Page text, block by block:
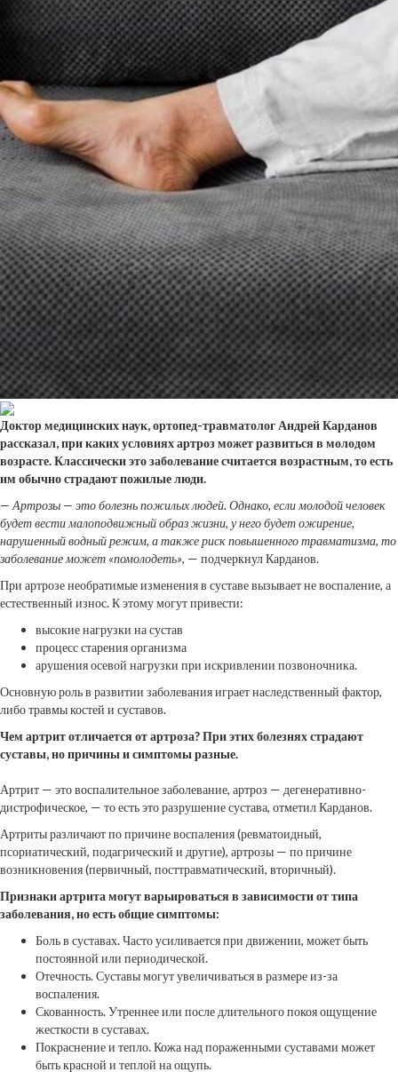
Доктор медицинских наук, ортопед-травматолог Андрей Карданов
рассказал, при каких условиях артроз может развиться в молодом
возрасте. Классически этозаболевание считается возрастным, то есть
им обычно страдают пожилые люди.
— Артрозы — это болезнь пожилых людей. Однако, если молодой человек
будет вести малоподвижный образ жизни, у него будет ожирение,
нарушенный водный режим, а также риск повышенного травматизма, то
заболевание может «помолодеть», — подчеркнул Карданов.
При артрозе необратимые изменения в суставе вызывает не воспаление, а
естественный износ. К этому могут привести:
высокие нагрузки на сустав
процесс старения организма
арушения осевой нагрузки при искривлении позвоночника.
Основную роль в развитии заболевания играет наследственный фактор,
либо травмы костей и суставов.
Чем артрит отличается от артроза? При этих болезнях страдают
суставы, но причины и симптомы разные.
Артрит — это воспалительное заболевание, артроз — дегенеративно-
дистрофическое, — то есть это разрушение сустава, отметил Карданов.
Артриты различают по причине воспаления (ревматоидный,
псориатический, подагрический и другие), артрозы — по причине
возникновения (первичный, посттравматический, вторичный).
Признаки артрита могут варьироваться в зависимости от типа
заболевания, но есть общие симптомы:
Боль в суставах. Часто усиливается при движении, может быть
постоянной или периодической.
Отечность. Суставы могут увеличиваться в размере из-за
воспаления.
Скованность. Утреннее или после длительного покоя ощущение
жесткости в суставах.
Покраснение и тепло. Кожа над пораженными суставами может
быть красной и теплой на ощупь.